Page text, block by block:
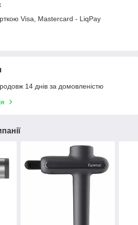
Visa, Mastercard - LiqPay
14 днів за домовленістю